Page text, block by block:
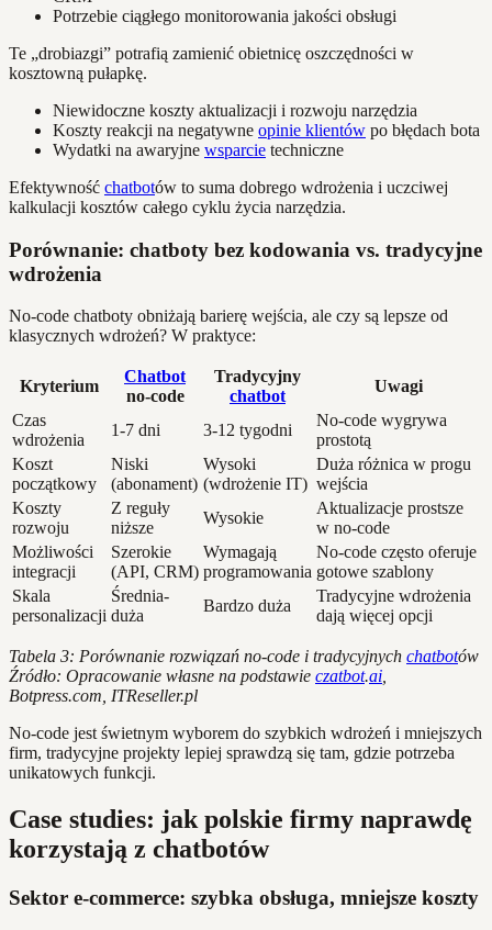
Potrzebie ciągłego monitorowania jakości obsługi
Te „drobiazgi” potrafią zamienić obietnicę oszczędności w
kosztowną pułapkę.
Niewidoczne koszty aktualizacji i rozwoju narzędzia
Koszty reakcji na negatywne opinie klientów po błędach bota
Wydatki na awaryjne wsparcie techniczne
Efektywność chatbotów to suma dobrego wdrożenia i uczciwej
kalkulacji kosztów całego cyklu życia narzędzia.
Porównanie: chatboty bez kodowania vs. tradycyjne
wdrożenia
No-code chatboty obniżają barierę wejścia, ale czy są lepsze od
klasycznych wdrożeń? W praktyce:
Kryterium
Chatbot
no-code
Tradycyjny
chatbot
Uwagi
Czas
wdrożenia
1-7 dni 3-12 tygodni
No-code wygrywa
prostotą
Koszt
początkowy
Niski
(abonament)
Wysoki
(wdrożenie IT)
Duża różnica w progu
wejścia
Koszty
rozwoju
Z reguły
niższe
Wysokie
Aktualizacje prostsze
w no-code
Możliwości
integracji
Szerokie
(API, CRM)
Wymagają
programowania
No-code często oferuje
gotowe szablony
Skala
personalizacji
Średnia-
duża
Bardzo duża
Tradycyjne wdrożenia
dają więcej opcji
Tabela 3: Porównanie rozwiązań no-code i tradycyjnych chatbotów
Źródło: Opracowanie własne na podstawie czatbot.ai,
Botpress.com, ITReseller.pl
No-code jest świetnym wyborem do szybkich wdrożeń i mniejszych
firm, tradycyjne projekty lepiej sprawdzą się tam, gdzie potrzeba
unikatowych funkcji.
Case studies: jak polskie firmy naprawdę
korzystają z chatbotów
Sektor e-commerce: szybka obsługa, mniejsze koszty